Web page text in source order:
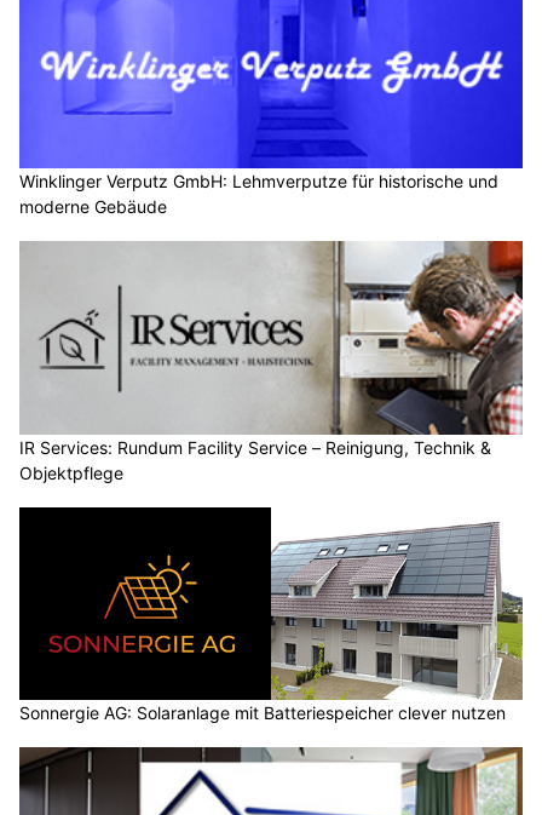
Winklinger Verputz GmbH: Lehmverputze für historische und
moderne Gebäude
IR Services: Rundum Facility Service – Reinigung, Technik &
Objektpflege
Sonnergie AG: Solaranlage mit Batteriespeicher clever nutzen